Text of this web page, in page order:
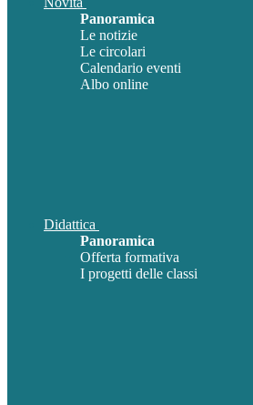
Panoramica
Le notizie
Le circolari
Calendario eventi
Albo online
Didattica
Panoramica
Offerta formativa
I progetti delle classi